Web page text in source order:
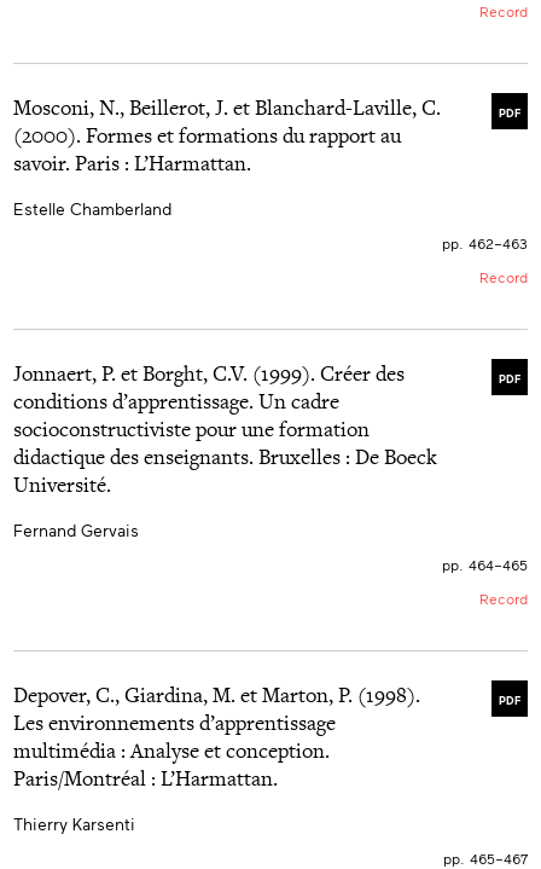
Record
PDF
Mosconi, N., Beillerot, J. et Blanchard-Laville, C.
(2000). Formes et formations du rapport au
savoir. Paris : L’Harmattan.
Estelle Chamberland
pp. 462–463
Record
PDF
Jonnaert, P. et Borght, C.V. (1999). Créer des
conditions d’apprentissage. Un cadre
socioconstructiviste pour une formation
didactique des enseignants. Bruxelles : De Boeck
Université.
Fernand Gervais
pp. 464–465
Record
PDF
Depover, C., Giardina, M. et Marton, P. (1998).
Les environnements d’apprentissage
multimédia : Analyse et conception.
Paris/Montréal : L’Harmattan.
Thierry Karsenti
pp. 465–467